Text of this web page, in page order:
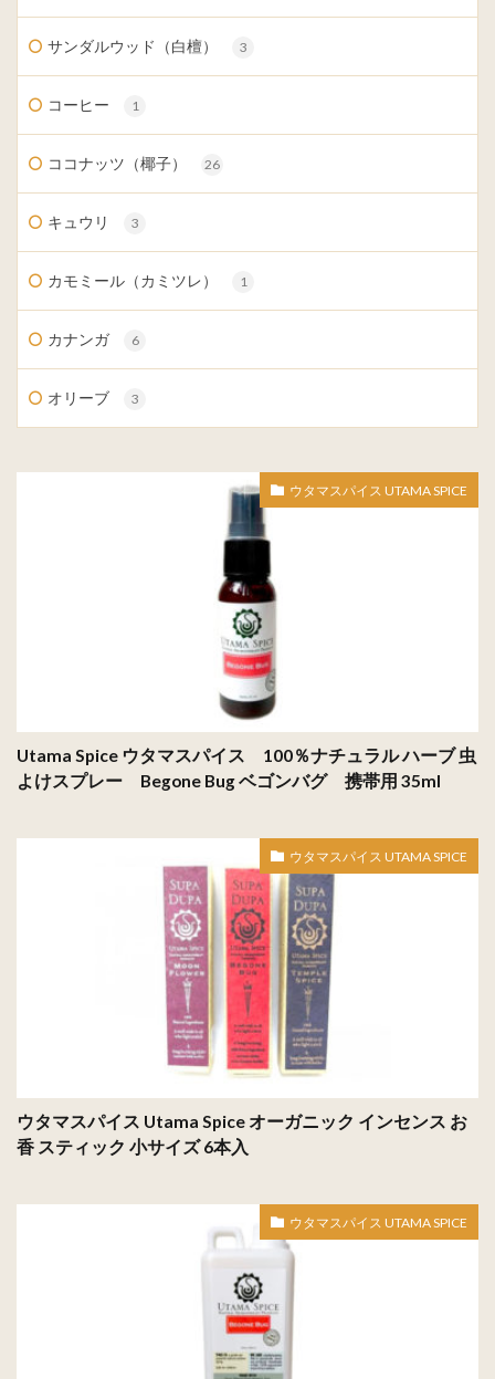
サンダルウッド（白檀） 3
コーヒー 1
ココナッツ（椰子） 26
キュウリ 3
カモミール（カミツレ） 1
カナンガ 6
オリーブ 3
ウタマスパイス UTAMA SPICE
Utama Spice ウタマスパイス 100％ナチュラル ハーブ 虫
よけスプレー Begone Bug ベゴンバグ 携帯用 35ml
ウタマスパイス UTAMA SPICE
ウタマスパイス Utama Spice オーガニック インセンス お
香 スティック 小サイズ 6本入
ウタマスパイス UTAMA SPICE